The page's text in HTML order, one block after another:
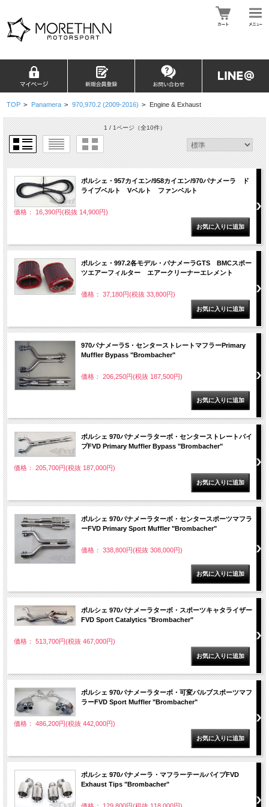
TOP > Panamera > 970,970.2 (2009-2016) > Engine & Exhaust
1 / 1ページ（全10件）
ポルシェ・957カイエン/958カイエン/970パナメーラ ド
ライブベルト Vベルト ファンベルト
価格： 16,390円(税抜 14,900円)
ポルシェ・997.2各モデル・パナメーラGTS BMCスポー
ツエアーフィルター エアークリーナーエレメント
価格： 37,180円(税抜 33,800円)
970パナメーラS・センターストレートマフラーPrimary
Muffler Bypass "Brombacher"
価格： 206,250円(税抜 187,500円)
ポルシェ 970パナメーラターボ・センターストレートパイ
プFVD Primary Muffler Bypass "Brombacher"
価格： 205,700円(税抜 187,000円)
ポルシェ 970パナメーラターボ・センタースポーツマフラ
ーFVD Primary Sport Muffler "Brombacher"
価格： 338,800円(税抜 308,000円)
ポルシェ 970パナメーラターボ・スポーツキャタライザー
FVD Sport Catalytics "Brombacher"
価格： 513,700円(税抜 467,000円)
ポルシェ 970パナメーラターボ・可変バルブスポーツマフ
ラーFVD Sport Muffler "Brombacher"
価格： 486,200円(税抜 442,000円)
ポルシェ 970パナメーラ・マフラーテールパイプFVD
Exhaust Tips "Brombacher"